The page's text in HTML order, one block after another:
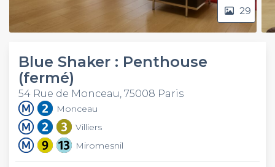
29
Blue Shaker : Penthouse
(fermé)
54 Rue de Monceau, 75008 Paris
Monceau
Villiers
Miromesnil